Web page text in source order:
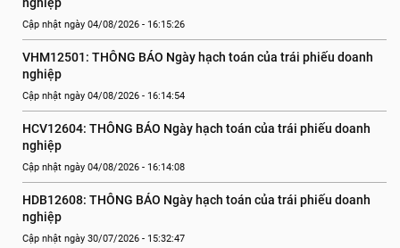
Cập nhật ngày 04/08/2026 - 16:15:26
VHM12501: THÔNG BÁO Ngày hạch toán của trái phiếu doanh
nghiệp
Cập nhật ngày 04/08/2026 - 16:14:54
HCV12604: THÔNG BÁO Ngày hạch toán của trái phiếu doanh
nghiệp
Cập nhật ngày 04/08/2026 - 16:14:08
HDB12608: THÔNG BÁO Ngày hạch toán của trái phiếu doanh
nghiệp
Cập nhật ngày 30/07/2026 - 15:32:47